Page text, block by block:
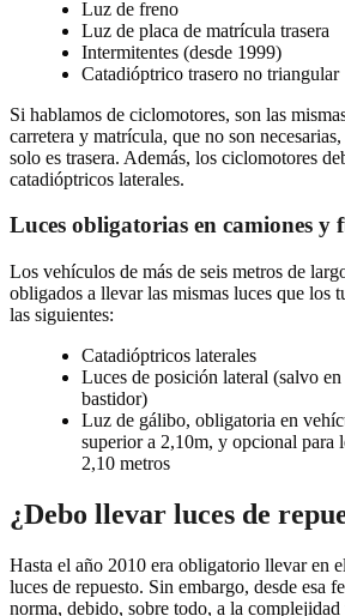
Luz de freno
Luz de placa de matrícula trasera
Intermitentes (desde 1999)
Catadióptrico trasero no triangular
Si hablamos de ciclomotores, son las
carretera y matrícula, que no son
solo es trasera. Además, los ciclomotores
catadióptricos laterales.
Luces obligatorias en camiones y
Los vehículos de más de seis metros de
obligados a llevar las mismas luces que los
las siguientes:
Catadióptricos laterales
Luces de posición lateral (salvo en
bastidor)
Luz de gálibo, obligatoria en
superior a 2,10m, y opcional para
2,10 metros
¿Debo llevar luces de
Hasta el año 2010 era obligatorio llevar en
luces de repuesto. Sin embargo, desde esa
norma, debido, sobre todo, a la